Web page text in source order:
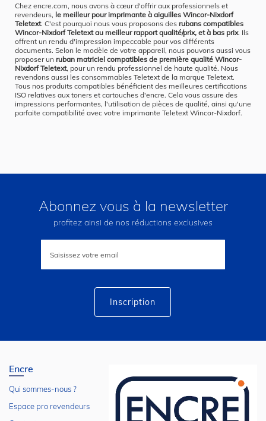
Chez encre.com, nous avons à cœur d'offrir aux professionnels et
revendeurs, le meilleur pour imprimante à aiguilles Wincor-Nixdorf
Teletext. C'est pourquoi nous vous proposons des rubans compatibles
Wincor-Nixdorf Teletext au meilleur rapport qualité/prix, et à bas prix. Ils
offrent un rendu d'impression impeccable pour vos différents
documents. Selon le modèle de votre appareil, nous pouvons aussi vous
proposer un ruban matriciel compatibles de première qualité Wincor-
Nixdorf Teletext, pour un rendu professionnel de haute qualité. Nous
revendons aussi les consommables Teletext de la marque Teletext.
Tous nos produits compatibles bénéficient des meilleures certifications
ISO relatives aux toners et cartouches d'encre. Cela vous assure des
impressions performantes, l'utilisation de pièces de qualité, ainsi qu'une
parfaite compatibilité avec votre imprimante Teletext Wincor-Nixdorf.
Abonnez vous à la newsletter
profitez ainsi de nos réductions exclusives
lettre
Inscription
Encre
Qui sommes-nous ?
Espace pro revendeurs